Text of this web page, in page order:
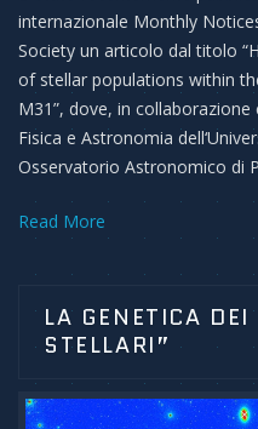
internazionale Monthly
Society un articolo dal titolo
of stellar populations within
M31”, dove, in
Fisica e Astronomia
Osservatorio Astronomico di
Read More
LA GENETICA
STELLARI”